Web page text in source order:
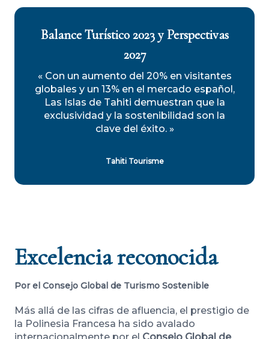
Balance Turístico 2023 y Perspectivas
2027
« Con un aumento del 20% en visitantes
globales y un 13% en el mercado español,
Las Islas de Tahiti demuestran que la
exclusividad y la sostenibilidad son la
clave del éxito. »
Tahiti Tourisme
Excelencia reconocida
Por el Consejo Global de Turismo Sostenible
Más allá de las cifras de afluencia, el prestigio de
la Polinesia Francesa ha sido avalado